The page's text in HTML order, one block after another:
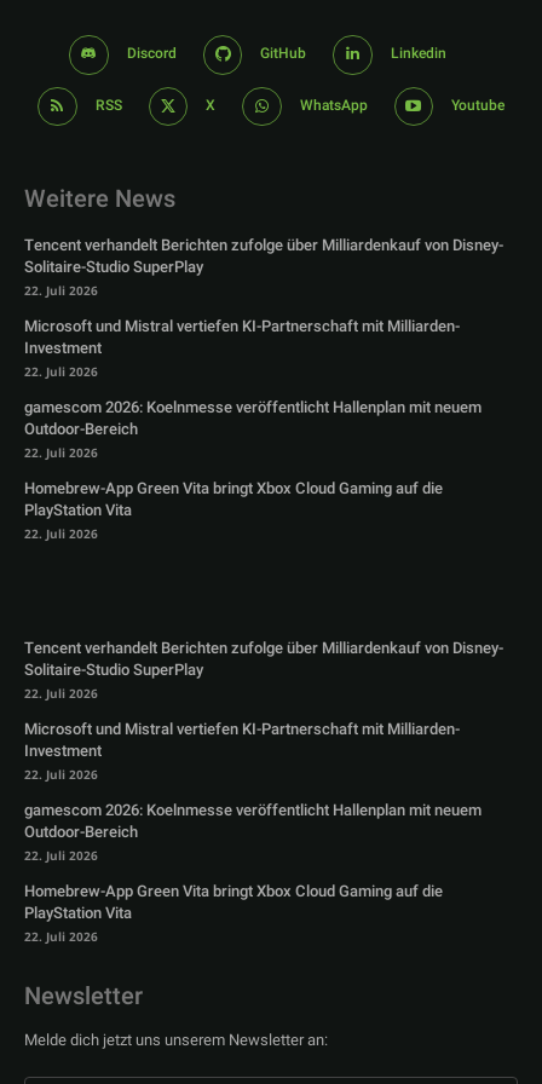
Discord GitHub Linkedin
RSS X WhatsApp Youtube
Weitere News
Tencent verhandelt Berichten zufolge über Milliardenkauf von Disney-
Solitaire-Studio SuperPlay
22. Juli 2026
Microsoft und Mistral vertiefen KI-Partnerschaft mit Milliarden-
Investment
22. Juli 2026
gamescom 2026: Koelnmesse veröffentlicht Hallenplan mit neuem
Outdoor-Bereich
22. Juli 2026
Homebrew-App Green Vita bringt Xbox Cloud Gaming auf die
PlayStation Vita
22. Juli 2026
Tencent verhandelt Berichten zufolge über Milliardenkauf von Disney-
Solitaire-Studio SuperPlay
22. Juli 2026
Microsoft und Mistral vertiefen KI-Partnerschaft mit Milliarden-
Investment
22. Juli 2026
gamescom 2026: Koelnmesse veröffentlicht Hallenplan mit neuem
Outdoor-Bereich
22. Juli 2026
Homebrew-App Green Vita bringt Xbox Cloud Gaming auf die
PlayStation Vita
22. Juli 2026
Newsletter
Melde dich jetzt uns unserem Newsletter an: